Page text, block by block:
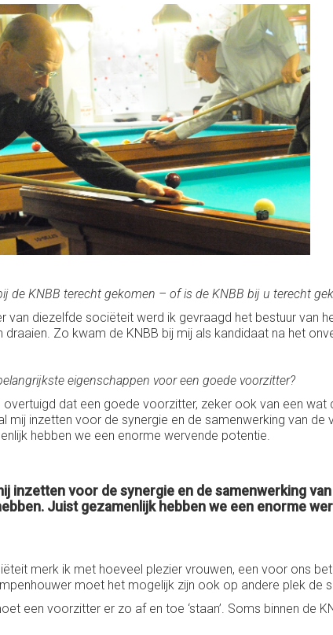
de KNBB terecht gekomen – of is de KNBB bij u terecht
van diezelfde sociëteit werd ik gevraagd het bestuur van
draaien. Zo kwam de KNBB bij mij als kandidaat na het
eigenschappen voor een goede voorzitter?
overtuigd dat een goede voorzitter, zeker ook van een
mij inzetten voor de synergie en de samenwerking van
hebben we een enorme wervende potentie.
inzetten voor de synergie en de samenwerking
Juist gezamenlijk hebben we een enorme
merk ik met hoeveel plezier vrouwen, een voor ons
moet het mogelijk zijn ook op andere plek de
een voorzitter er zo af en toe ‘staan’. Soms binnen